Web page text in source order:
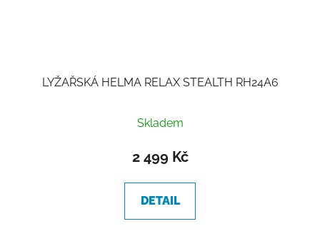
LYŽAŘSKÁ HELMA RELAX STEALTH RH24A6
Skladem
2 499 Kč
DETAIL